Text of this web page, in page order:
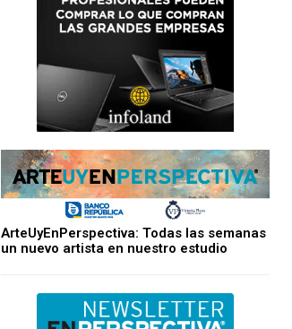
ArteUyEnPerspectiva: Todas las semanas
un nuevo artista en nuestro estudio